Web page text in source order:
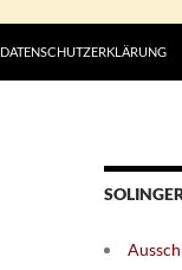
DATENSCHUTZERKLÄRUNG